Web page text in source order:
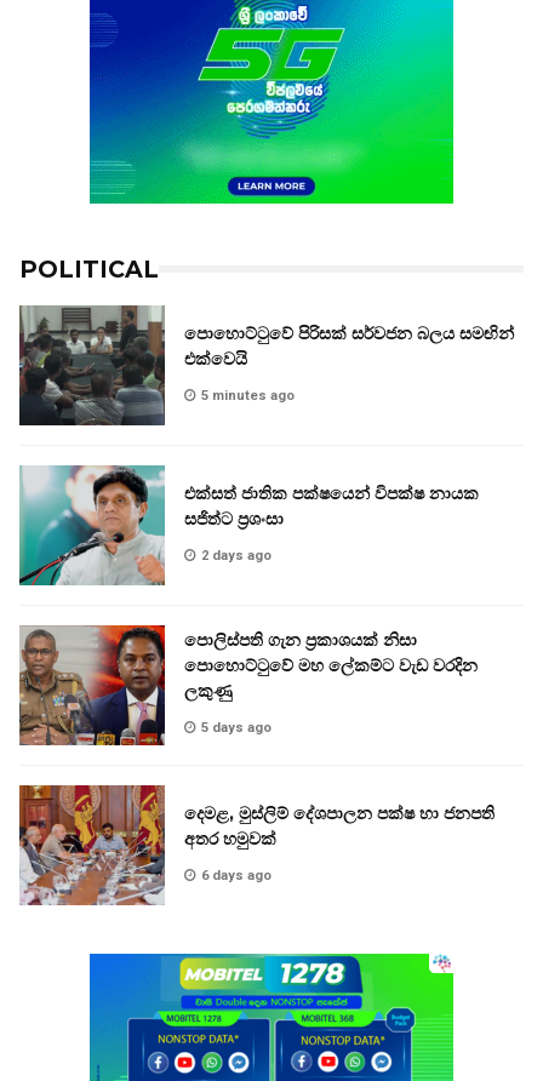
POLITICAL
පොහොට්ටුවේ පිරිසක් සර්වජන බලය සමඟින්
එක්වෙයි
5 minutes ago
එක්සත් ජාතික පක්ෂයෙන් විපක්ෂ නායක
සජිත්ට ප්‍රශංසා
2 days ago
පොලිස්පති ගැන ප්‍රකාශයක් නිසා
පොහොට්ටුවේ මහ ලේකම්ට වැඩ වරදින
ලකුණු
5 days ago
දෙමළ, මුස්ලිම් දේශපාලන පක්ෂ හා ජනපති
අතර හමුවක්
6 days ago